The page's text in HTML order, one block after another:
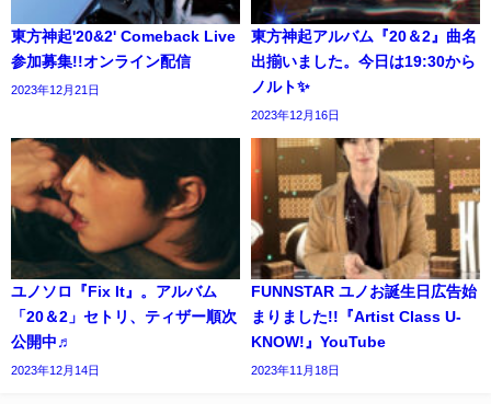
東方神起'20&2' Comeback Live
参加募集!!オンライン配信
2023年12月21日
東方神起アルバム『20＆2』曲名
出揃いました。今日は19:30から
ノルト✨
2023年12月16日
ユノソロ『Fix It』。アルバム
「20＆2」セトリ、ティザー順次
公開中♬
2023年12月14日
FUNNSTAR ユノお誕生日広告始
まりました!!『Artist Class U-
KNOW!』YouTube
2023年11月18日